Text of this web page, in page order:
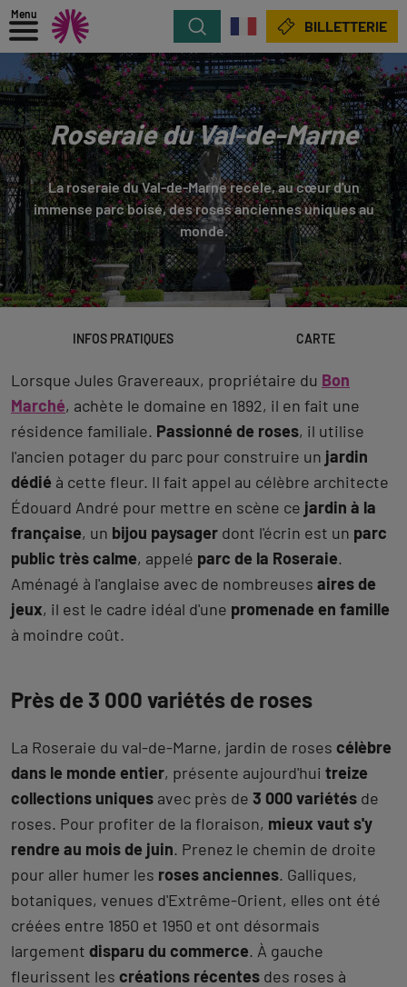
Menu
Rechercher BILLETTERIE
Roseraie du Val-de-Marne
La roseraie du Val-de-Marne recèle, au cœur d'un
immense parc boisé, des roses anciennes uniques au
monde.
INFOS PRATIQUES CARTE
Lorsque Jules Gravereaux, propriétaire du Bon
Marché, achète le domaine en 1892, il en fait une
résidence familiale. Passionné de roses, il utilise
l'ancien potager du parc pour construire un jardin
dédié à cette fleur. Il fait appel au célèbre architecte
Édouard André pour mettre en scène ce jardin à la
française, un bijou paysager dont l'écrin est un parc
public très calme, appelé parc de la Roseraie.
Aménagé à l'anglaise avec de nombreuses aires de
jeux, il est le cadre idéal d'une promenade en famille
à moindre coût.
Près de 3 000 variétés de roses
La Roseraie du val-de-Marne, jardin de roses célèbre
dans le monde entier, présente aujourd'hui treize
collections uniques avec près de 3 000 variétés de
roses. Pour profiter de la floraison, mieux vaut s'y
rendre au mois de juin. Prenez le chemin de droite
pour aller humer les roses anciennes. Galliques,
botaniques, venues d'Extrême-Orient, elles ont été
créées entre 1850 et 1950 et ont désormais
largement disparu du commerce. À gauche
fleurissent les créations récentes des roses à